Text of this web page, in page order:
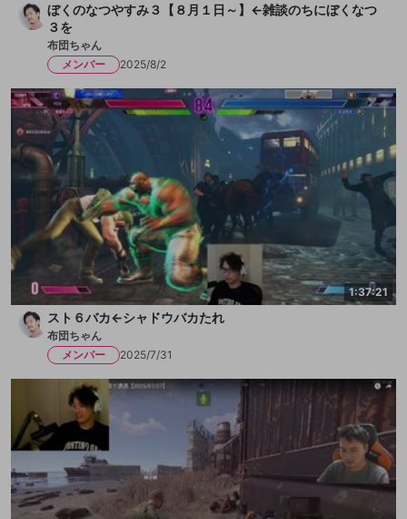
ぼくのなつやすみ３【８月１日～】←雑談のちにぼくなつ
３を
布団ちゃん
メンバー
2025/8/2
1:37:21
スト６バカ←シャドウバカたれ
布団ちゃん
メンバー
2025/7/31